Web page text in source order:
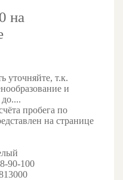
на
уточняйте, т.к.
и
пробега по
на странице
90-100